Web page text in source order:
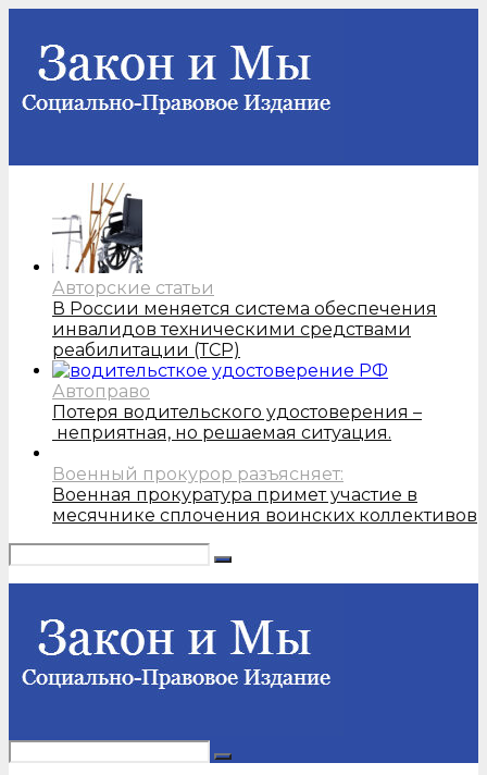
Авторские статьи
В России меняется система обеспечения
инвалидов техническими средствами
реабилитации (ТСР)
Автоправо
Потеря водительского удостоверения –
неприятная, но решаемая ситуация.
Военный прокурор разъясняет:
Военная прокуратура примет участие в
месячнике сплочения воинских коллективов